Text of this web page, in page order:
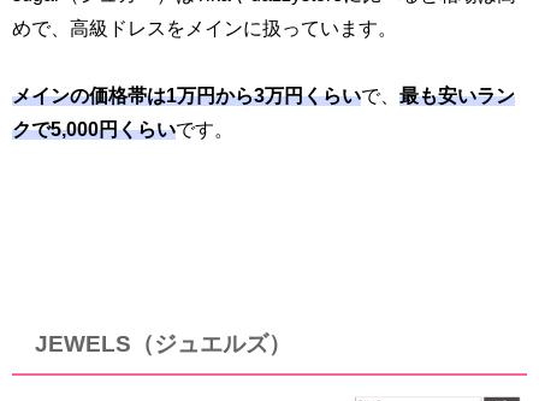
めで、高級ドレスをメインに扱っています。
メインの価格帯は1万円から3万円くらいで、 最も安いラン
クで5,000円くらいです。
JEWELS（ジュエルズ）